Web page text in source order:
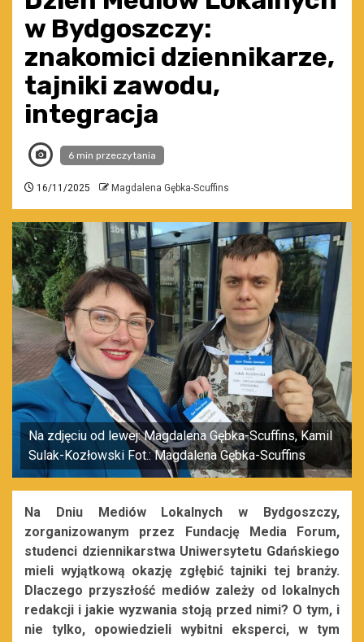
w Bydgoszczy:
znakomici dziennikarze,
tajniki zawodu,
integracja
6 min przeczytania
16/11/2025 Magdalena Gębka-Scuffins
Na zdjęciu od lewej: Magdalena Gębka-Scuffins, Kamil
Sulak-Kozłowski Fot.: Magdalena Gębka-Scuffins
Na Dniu Mediów Lokalnych w Bydgoszczy,
zorganizowanym przez Fundację Media Forum,
studenci dziennikarstwa Uniwersytetu Gdańskiego
mieli wyjątkową okazję zgłębić tajniki tej branży.
Dlaczego przyszłość mediów zależy od lokalnych
redakcji i jakie wyzwania stoją przed nimi? O tym, i
nie tylko, opowiedzieli wybitni eksperci, w tym